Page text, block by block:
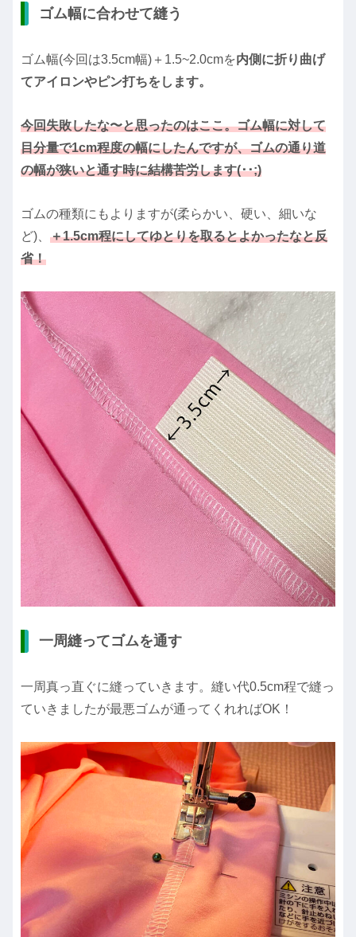
ゴム幅に合わせて縫う
ゴム幅(今回は3.5cm幅)＋1.5~2.0cmを内側に折り曲げ
てアイロンやピン打ちをします。
今回失敗したな〜と思ったのはここ。ゴム幅に対して
目分量で1cm程度の幅にしたんですが、ゴムの通り道
の幅が狭いと通す時に結構苦労します(･･;)
ゴムの種類にもよりますが(柔らかい、硬い、細いな
ど)、 ＋1.5cm程にしてゆとりを取るとよかったなと反
省！
一周縫ってゴムを通す
一周真っ直ぐに縫っていきます。 縫い代0.5cm程で縫っ
ていきましたが最悪ゴムが通ってくれればOK！